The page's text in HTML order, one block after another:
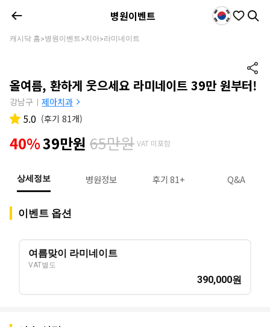
병원이벤트
캐시닥 홈>병원이벤트>치아>라미네이트
올여름, 환하게 웃으세요 라미네이트 39만 원부터!
강남구 | 제아치과
5.0 (후기 81개)
40%39만원 65만원 VAT 미포함
상세정보 병원정보 후기 81+ Q&A
이벤트 옵션
여름맞이 라미네이트
VAT별도
390,000원